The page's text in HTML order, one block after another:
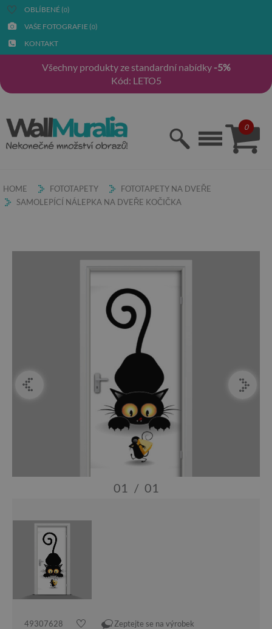
OBLÍBENÉ (0)
VAŠE FOTOGRAFIE (0)
KONTAKT
Všechny produkty ze standardní nabídky -5%
Kód: LETO5
0
HOME FOTOTAPETY
FOTOTAPETY NA DVEŘE
SAMOLEPÍCÍ NÁLEPKA NA DVEŘE KOČIČKA
01 / 01
49307628 Zeptejte se na výrobek